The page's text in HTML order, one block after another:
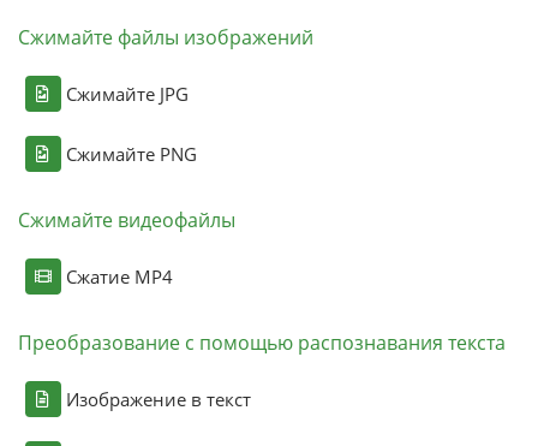
Сжимайте файлы изображений
Сжимайте JPG
Сжимайте PNG
Сжимайте видеофайлы
Сжатие MP4
Преобразование с помощью распознавания текста
Изображение в текст